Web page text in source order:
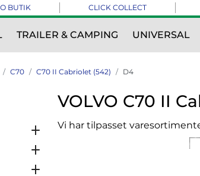
BUTIK CLICK COLLECT
TRAILER & CAMPING UNIVERSAL
C70 C70 II Cabriolet (542) D4
VOLVO C70 II
Vi har tilpasset